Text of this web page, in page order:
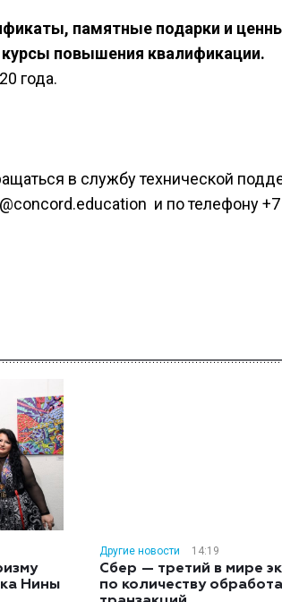
памятные подарки и
повышения квалификации.
года.
в службу технической
и по телефону
Нины
Другие новости 14:19
Сбер — третий в мире
по количеству